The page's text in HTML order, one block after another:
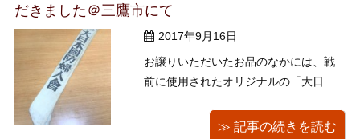
だきました＠三鷹市にて
2017年9月16日
お譲りいただいたお品のなかには、戦
前に使用されたオリジナルの「大日本
日本国防婦人会は昭和7年から17年まで
≫ 記事の続きを読む